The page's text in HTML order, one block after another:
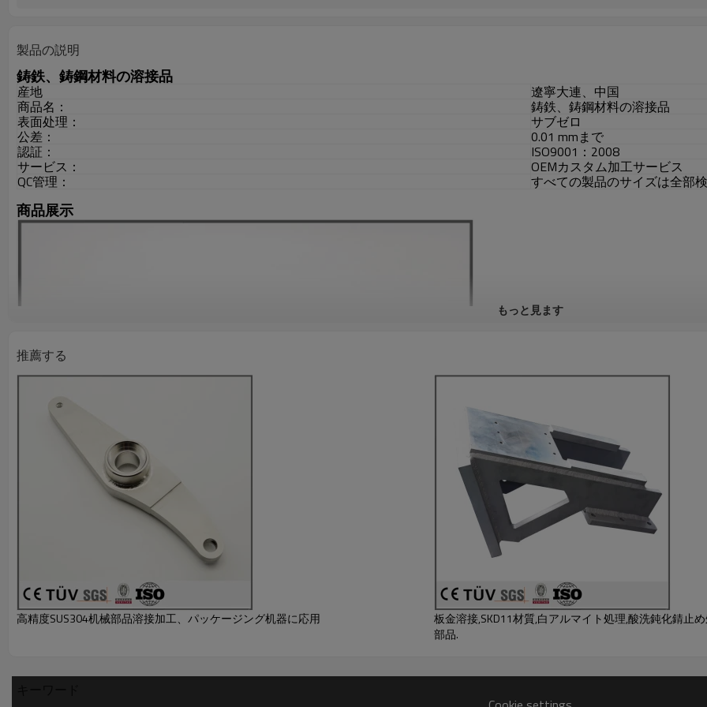
製品の説明
鋳鉄、鋳鋼材料の溶接品
産地 遼寧大連、中国
商品名： 鋳鉄、鋳鋼材料の溶接品
表面处理： サブゼロ
公差： 0.01 mmまで
認証： ISO9001：2008
サービス： OEMカスタム加工サービス
QC管理： すべての製品のサイズは全部
商品展示
もっと見ます
推薦する
高精度SUS304机械部品溶接加工、パッケージング机器に応用
板金溶接,SKD11材質,白アルマイト処理,酸洗鈍化錆止
部品.